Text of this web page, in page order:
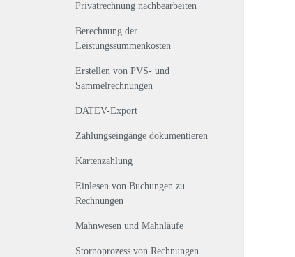
Privatrechnung nachbearbeiten
Berechnung der
Leistungssummenkosten
Erstellen von PVS- und
Sammelrechnungen
DATEV-Export
Zahlungseingänge dokumentieren
Kartenzahlung
Einlesen von Buchungen zu
Rechnungen
Mahnwesen und Mahnläufe
Stornoprozess von Rechnungen